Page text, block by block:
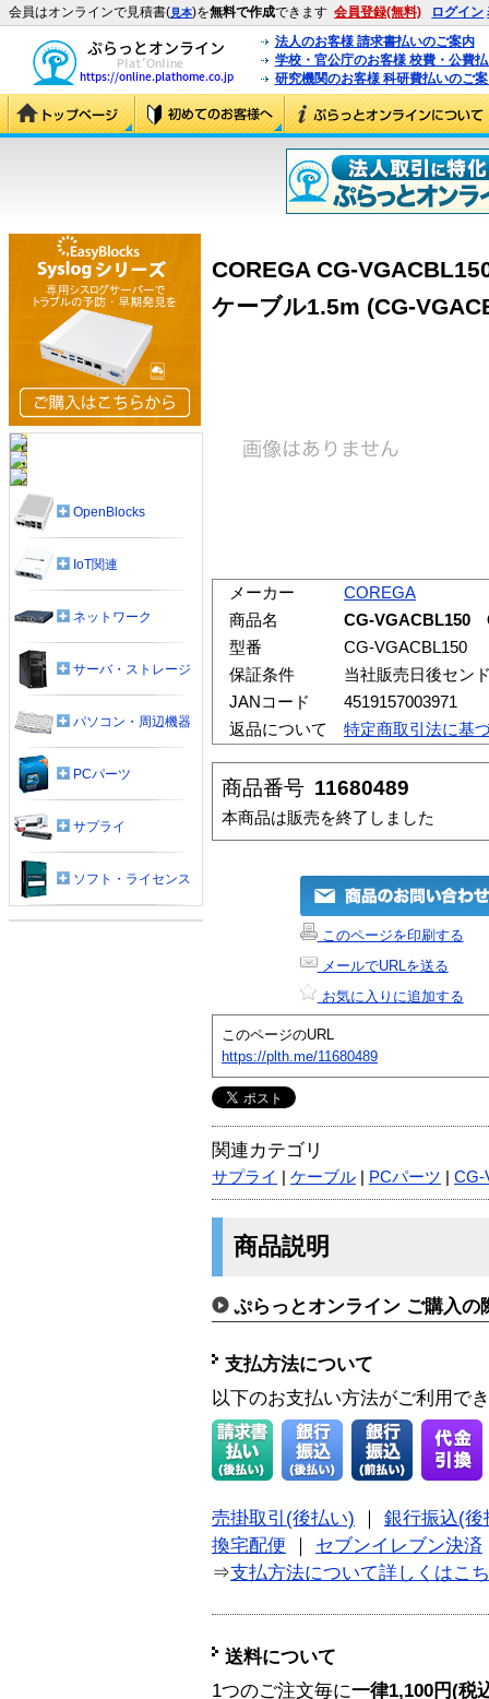
会員はオンラインで見積書(見本)を無料で作成できます 会員登録(無料) ログイン
法人のお客様 請求書払いのご案内
学校・官公庁のお客様 校費・公費
研究機関のお客様 科研費払いのご
COREGA CG-
ケーブル1.5m (CG-
メーカー
COREGA
商品名
CG-VGACBL150
型番
CG-VGACBL150
保証条件
当社販売日後セン
JANコード
4519157003971
返品について
特定商取引法に基
商品番号 11680489
本商品は販売を終了しました
このページを印刷する
メールでURLを送る
お気に入りに追加する
このページのURL
https://plth.me/11680489
関連カテゴリ
サプライ ケーブル PCパーツ CG-
商品説明
ぷらっとオンライン ご購入の
支払方法について
以下のお支払い方法がご利用で
売掛取引(後払い)
銀行振込(後
換宅配便
セブンイレブン決済
⇒支払方法について詳しくはこ
送料について
1つのご注文毎に一律1,100円(税
OpenBlocks
IoT関連
ネットワーク
サーバ・ストレージ
パソコン・周辺機器
PCパーツ
サプライ
ソフト・ライセンス